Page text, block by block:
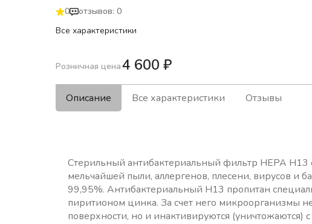
0
отзывов: 0
Все характеристики
Розничная цена4 600 ₽
Описание Все характеристики Отзывы
Стерильный антибактериальный фильтр HEPA H13
мельчайшей пыли, аллергенов, плесени, вирусов и
99,95%. Антибактериальный H13 пропитан
пиритионом цинка. За счет него микроорганизмы
поверхности, но и инактивируются (уничтожаются)